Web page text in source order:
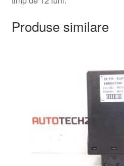
Produse similare